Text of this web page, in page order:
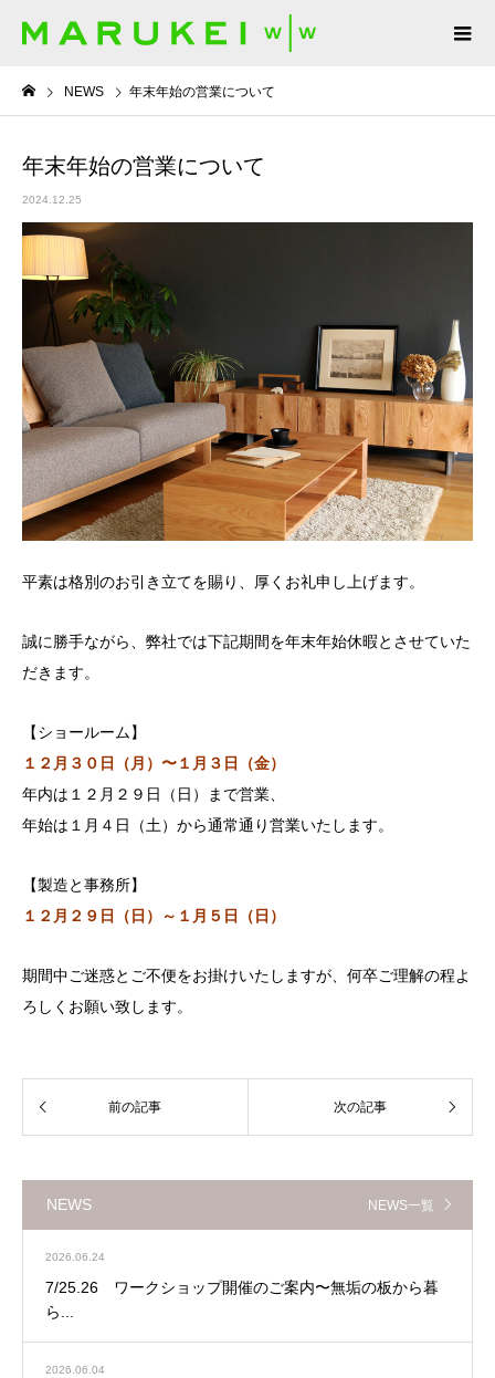
NEWS 年末年始の営業について
年末年始の営業について
2024.12.25
平素は格別のお引き立てを賜り、厚くお礼申し上げます。
誠に勝手ながら、弊社では下記期間を年末年始休暇とさせていた
だきます。
【ショールーム】
１２月３０日（月）〜１月３日（金）
年内は１２月２９日（日）まで営業、
年始は１月４日（土）から通常通り営業いたします。
【製造と事務所】
１２月２９日（日）～１月５日（日）
期間中ご迷惑とご不便をお掛けいたしますが、何卒ご理解の程よ
ろしくお願い致します。
NEWS NEWS一覧
2026.06.24
7/25.26 ワークショップ開催のご案内〜無垢の板から暮
ら...
2026.06.04